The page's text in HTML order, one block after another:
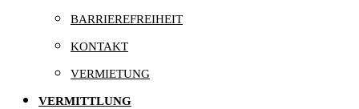
BARRIEREFREIHEIT
KONTAKT
VERMIETUNG
VERMITTLUNG